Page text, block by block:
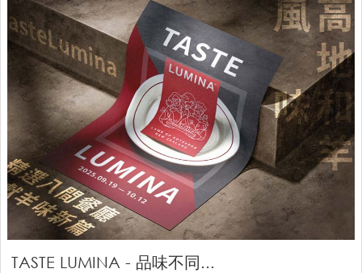
TASTE LUMINA - 品味不同...